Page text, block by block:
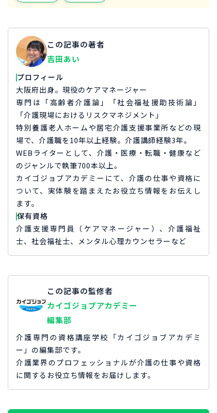
この記事の著者
吉田あい
プロフィール
大阪府出身。現役のケアマネージャー
専門は「高齢者介護論」「社会福祉援助技術論」
「介護現場におけるリスクマネジメント」
特別養護老人ホームや居宅介護支援事業所などの現
場で、介護職を10年以上経験。介護講師経験3年。
WEBライターとして、介護・医療・転職・健康など
のジャンルで執筆700本以上。
カイゴジョブアカデミーにて、介護の仕事や資格に
ついて、実体験を踏まえたお役立ち情報をお伝えし
ます。
保有資格
介護支援専門員（ケアマネージャー）、介護福祉
士、社会福祉士、メンタル心理カウンセラーなど
この記事の監修者
カイゴジョブアカデミー
編集部
介護専門の資格講座学校「カイゴジョブアカデミ
ー」の編集部です。
介護業界のプロフェッショナルが介護の仕事や資格
に関するお役立ち情報をお届けします。